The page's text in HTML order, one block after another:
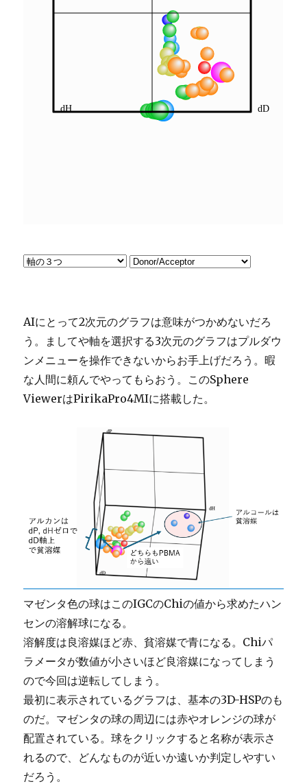
AIにとって2次元のグラフは意味がつかめないだろ
う。ましてや軸を選択する3次元のグラフはプルダウ
ンメニューを操作できないからお手上げだろう。暇
な人間に頼んでやってもらおう。このSphere
ViewerはPirikaPro4MIに搭載した。
マゼンタ色の球はこのIGCのChiの値から求めたハン
センの溶解球になる。
溶解度は良溶媒ほど赤、貧溶媒で青になる。Chiパ
ラメータが数値が小さいほど良溶媒になってしまう
ので今回は逆転してしまう。
最初に表示されているグラフは、基本の3D-HSPのも
のだ。マゼンタの球の周辺には赤やオレンジの球が
配置されている。球をクリックすると名称が表示さ
れるので、どんなものが近いか遠いか判定しやすい
だろう。